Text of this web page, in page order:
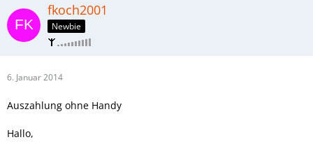
fkoch2001
Newbie
6. Januar 2014
Auszahlung ohne Handy
Hallo,